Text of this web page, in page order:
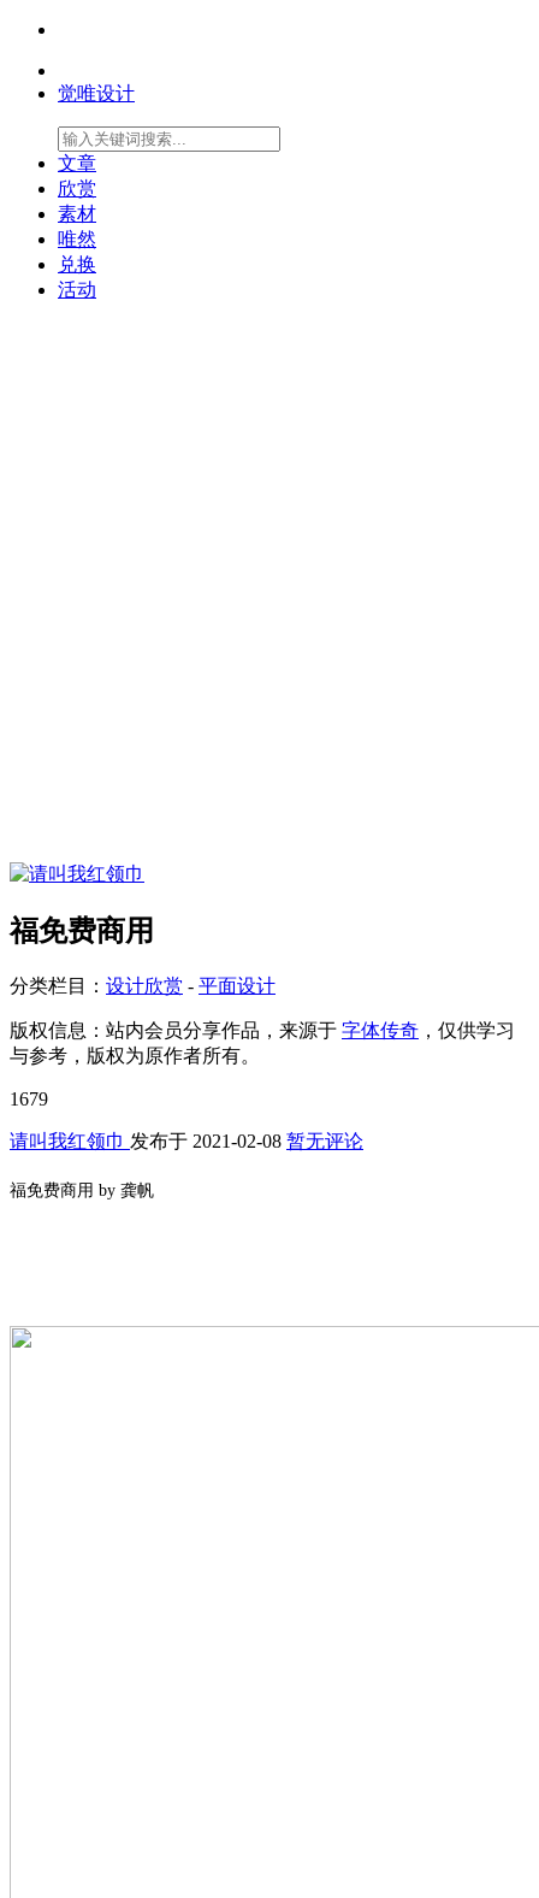
觉唯设计
文章
欣赏
素材
唯然
兑换
活动
福免费商用
分类栏目： 设计欣赏 - 平面设计
版权信息： 站内会员分享作品，来源于 字体传奇 ，仅供学习
与参考，版权为原作者所有。
1679
请叫我红领巾 发布于 2021-02-08 暂无评论
福免费商用 by 龚帆